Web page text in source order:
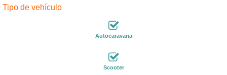
Tipo de vehículo
Autocaravana
Scooter